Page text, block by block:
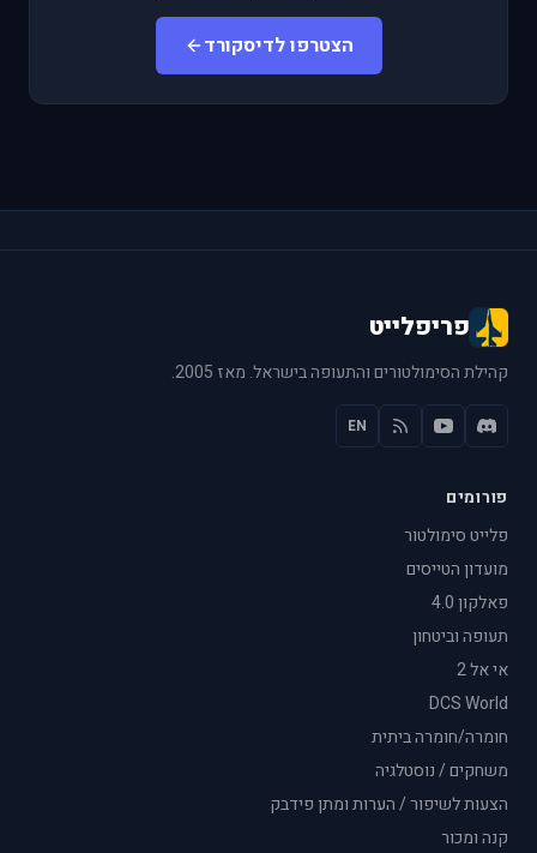
הצטרפו לדיסקורד
פריפלייט
קהילת הסימולטורים והתעופה בישראל. מאז 2005.
EN
פורומים
פלייט סימולטור
מועדון הטייסים
פאלקון 4.0
תעופה וביטחון
אי אל 2
DCS World
חומרה/חומרה ביתית
משחקים / נוסטלגיה
הצעות לשיפור / הערות ומתן פידבק
קנה ומכור